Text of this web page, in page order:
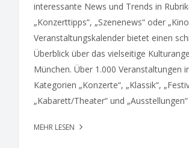
interessante News und Trends in
„Konzerttipps“, „Szenenews“ oder
Veranstaltungskalender bietet einen
Überblick über das vielseitige
München. Über 1.000 Veranstaltungen
Kategorien „Konzerte“, „Klassik“,
„Kabarett/Theater“ und
MEHR LESEN